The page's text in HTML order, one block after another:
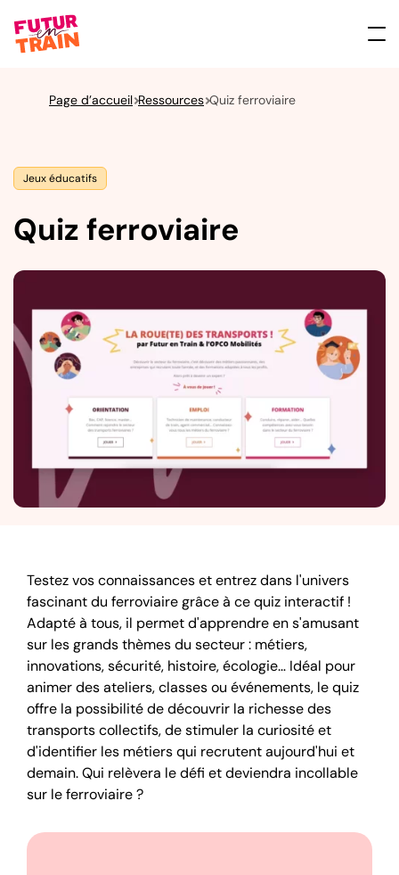
Page d’accueil Ressources Quiz ferroviaire
Jeux éducatifs
Quiz ferroviaire
Testez vos connaissances et entrez dans l'univers
fascinant du ferroviaire grâce à ce quiz interactif !
Adapté à tous, il permet d'apprendre en s'amusant
sur les grands thèmes du secteur : métiers,
innovations, sécurité, histoire, écologie… Idéal pour
animer des ateliers, classes ou événements, le quiz
offre la possibilité de découvrir la richesse des
transports collectifs, de stimuler la curiosité et
d'identifier les métiers qui recrutent aujourd'hui et
demain. Qui relèvera le défi et deviendra incollable
sur le ferroviaire ?